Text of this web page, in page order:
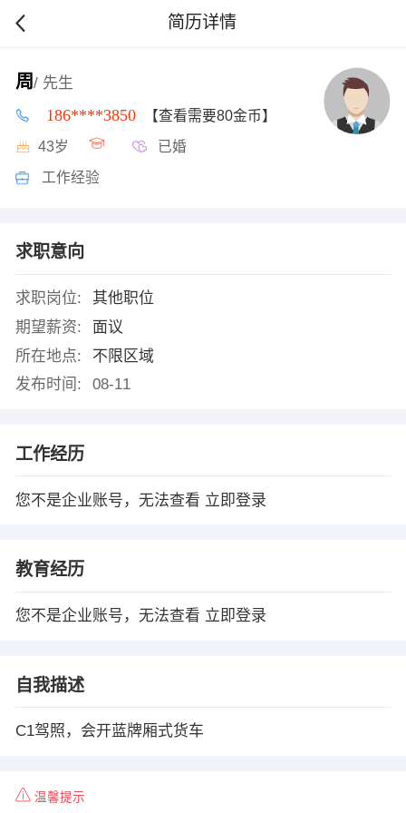
简历详情
周/ 先生
186****3850 【查看需要80金币】
43岁 已婚
工作经验
求职意向
求职岗位:
其他职位
期望薪资:
面议
所在地点:
不限区域
发布时间:
08-11
工作经历
您不是企业账号，无法查看 立即登录
教育经历
您不是企业账号，无法查看 立即登录
自我描述
C1驾照，会开蓝牌厢式货车
温馨提示